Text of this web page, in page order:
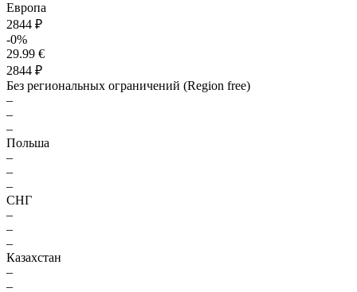
Европа
2844 ₽
-0%
29.99 €
2844 ₽
Без региональных ограничений (Region free)
–
–
–
Польша
–
–
–
СНГ
–
–
–
Казахстан
–
–